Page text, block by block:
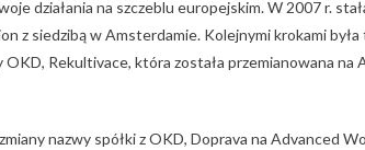
działania na szczeblu europejskim. W 2007 r.
z siedzibą w Amsterdamie. Kolejnymi krokami
Rekultivace, która została przemianowana na
nazwy spółki z OKD, Doprava na Advanced